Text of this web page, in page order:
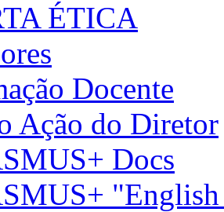
ÉTICA
Docente
Ação do Diretor
Docs